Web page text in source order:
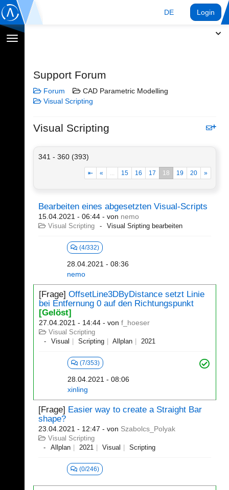
DE Login
Navigation
Support Forum
Forum
CAD Parametric Modelling
Visual Scripting
Visual Scripting
341 - 360 (393)
⇤ « ... 15 16 17 18 19 20 »
Bearbeiten eines abgesetzten Visual-Scripts
15.04.2021 - 06:44 - von nemo
Visual Scripting Visual Sripting bearbeiten
(4/332)
28.04.2021 - 08:36
nemo
[Frage] OffsetLine3DByDistance setzt Linie
bei Entfernung 0 auf den Richtungspunkt
[Gelöst]
27.04.2021 - 14:44 - von f_hoeser
Visual Scripting
Visual
Scripting Allplan 2021
(7/353)
28.04.2021 - 08:06
xinling
[Frage] Easier way to create a Straight Bar
shape?
23.04.2021 - 12:47 - von Szabolcs_Polyak
Visual Scripting
Allplan
2021 Visual Scripting
(0/246)